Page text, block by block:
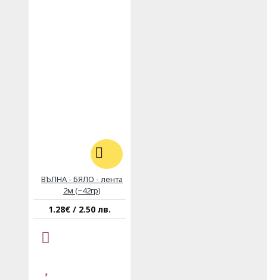
ВЪЛНА - БЯЛО - лента
2м (~42гр)
1.28€ / 2.50 лв.